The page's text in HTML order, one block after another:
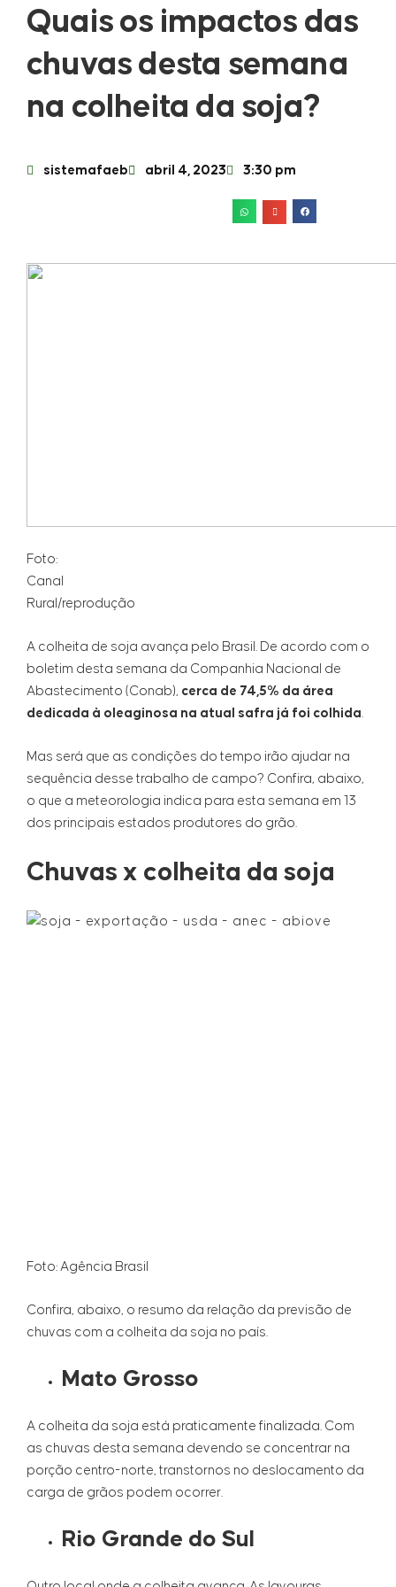
Quais os impactos das
chuvas desta semana
na colheita da soja?
sistemafaeb abril 4, 2023 3:30 pm
Foto:
Canal
Rural/reprodução
A colheita de soja avança pelo Brasil. De acordo com o
boletim desta semana da Companhia Nacional de
Abastecimento (Conab), cerca de 74,5% da área
dedicada à oleaginosa na atual safra já foi colhida.
Mas será que as condições do tempo irão ajudar na
sequência desse trabalho de campo? Confira, abaixo,
o que a meteorologia indica para esta semana em 13
dos principais estados produtores do grão.
Chuvas x colheita da soja
Foto: Agência Brasil
Confira, abaixo, o resumo da relação da previsão de
chuvas com a colheita da soja no país.
Mato Grosso
A colheita da soja está praticamente finalizada. Com
as chuvas desta semana devendo se concentrar na
porção centro-norte, transtornos no deslocamento da
carga de grãos podem ocorrer.
Rio Grande do Sul